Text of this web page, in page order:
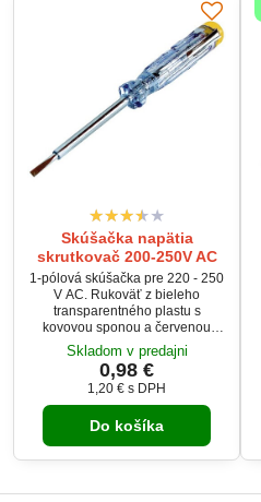
Skúšačka napätia
skrutkovač 200-250V AC
1-pólová skúšačka pre 220 - 250
V AC. Rukoväť z bieleho
transparentného plastu s
kovovou sponou a červenou
čiapočkou. Testovacie elektróda
zabudovaná vo skrutkovača.
Skladom v predajni
0,98 €
1,20 € s DPH
Do košíka